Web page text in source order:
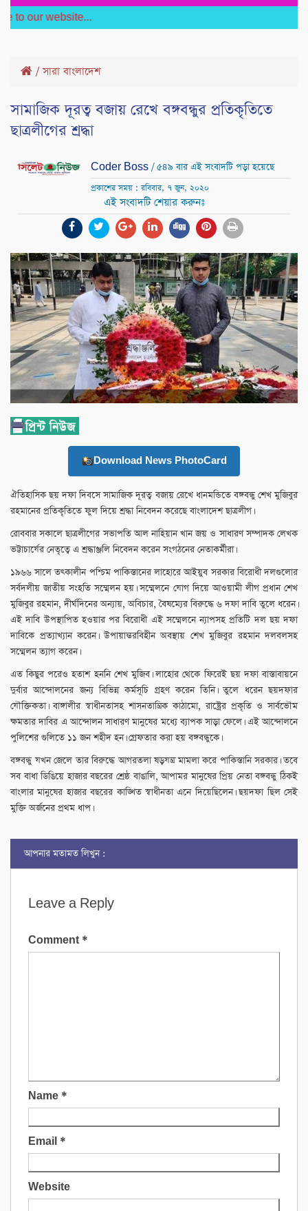
website...
/সারা বাংলাদেশ
সামাজিক দূরত্ব বজায় রেখে বঙ্গবন্ধুর প্রতিকৃতিতে
ছাত্রলীগের শ্রদ্ধা
Coder Boss / ৫৪৯ বার এই সংবাদটি পড়া হয়েছে
প্রকাশের সময় : রবিবার, ৭ জুন, ২০২০
এই সংবাদটি শেয়ার করুনঃ
Download News PhotoCard
ঐতিহাসিক ছয় দফা দিবসে সামাজিক দূরত্ব বজায় রেখে ধানমন্ডিতে বঙ্গবন্ধু শেখ মুজিবুর
রহমানের প্রতিকৃতিতে ফুল দিয়ে শ্রদ্ধা নিবেদন করেছে বাংলাদেশ ছাত্রলীগ।
রোববার সকালে ছাত্রলীগের সভাপতি আল নাহিয়ান খান জয় ও সাধারণ সম্পাদক লেখক
ভট্টাচার্যের নেতৃত্বে এ শ্রদ্ধাঞ্জলি নিবেদন করেন সংগঠনের নেতাকর্মীরা।
১৯৬৬ সালে তৎকালীন পশ্চিম পাকিস্তানের লাহোরে আইয়ুব সরকার বিরোধী দলগুলোর
‌‌সর্বদলীয় জাতীয় সংহতি সম্মেলন হয়। সম্মেলনে যোগ দিয়ে আওয়ামী লীগ প্রধান শেখ
মুজিবুর রহমান, দীর্ঘদিনের অন্যায়, অবিচার, বৈষম্যের বিরুদ্ধে ৬ দফা দাবি তুলে ধরেন।
এই দাবি উপস্থাপিত হওয়ার পর বিরোধী এই সম্মেলনে ন্যাপসহ প্রতিটি দল ছয় দফা
দাবিকে প্রত্যাখ্যান করেন। উপায়ান্তরবিহীন অবস্থায় শেখ মুজিবুর রহমান দলবলসহ
সম্মেলন ত্যাগ করেন।
এত কিছুর পরেও হতাশ হননি শেখ মুজিব। লাহোর থেকে ফিরেই ছয় দফা বাস্তাবায়নে
দুর্বার আন্দোলনের জন্য বিভিন্ন কর্মসূচি গ্রহণ করেন তিনি। তুলে ধরেন ছয়দফার
যৌক্তিকতা। বাঙ্গালীর স্বাধীনতাসহ শাসনতান্ত্রিক কাঠামো, রাষ্ট্রের প্রকৃতি ও সার্বভৌম
ক্ষমতার দাবির এ আন্দোলন সাধারণ মানুষের মধ্যে ব্যাপক সাড়া ফেলে। এই আন্দোলনে
পুলিশের গুলিতে ১১ জন শহীদ হন। গ্রেফতার করা হয় বঙ্গবন্ধুকে।
বঙ্গবন্ধু যখন জেলে তার বিরুদ্ধে আগরতলা ষড়যন্ত্র মামলা করে পাকিস্তানি সরকার। তবে
সব বাধা ডিঙিয়ে হাজার বছরের শ্রেষ্ঠ বাঙালি, আপামর মানুষের প্রিয় নেতা বঙ্গবন্ধু ঠিকই
বাংলার মানুষের হাজার বছরের কাঙ্খিত স্বাধীনতা এনে দিয়েছিলেন। ছয়দফা ছিল সেই
মুক্তি অর্জনের প্রথম ধাপ।
আপনার মতামত লিখুন :
Leave a Reply
Comment *
Name *
Email *
Website